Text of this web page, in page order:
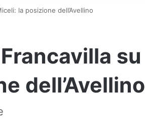
la posizione dell’Avellino
su
dell’Avellino